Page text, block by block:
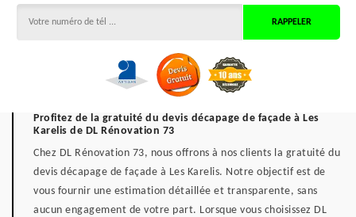
Profitez de la gratuité du devis décapage de façade à Les
Karelis de DL Rénovation 73
Chez DL Rénovation 73, nous offrons à nos clients la gratuité du
devis décapage de façade à Les Karelis. Notre objectif est de
vous fournir une estimation détaillée et transparente, sans
aucun engagement de votre part. Lorsque vous choisissez DL